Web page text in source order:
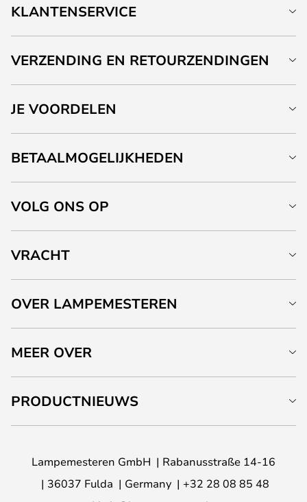
KLANTENSERVICE
VERZENDING EN RETOURZENDINGEN
JE VOORDELEN
BETAALMOGELIJKHEDEN
VOLG ONS OP
VRACHT
OVER LAMPEMESTEREN
MEER OVER
PRODUCTNIEUWS
Lampemesteren GmbH
Rabanusstraße 14-16
36037 Fulda
Germany
+32 28 08 85 48